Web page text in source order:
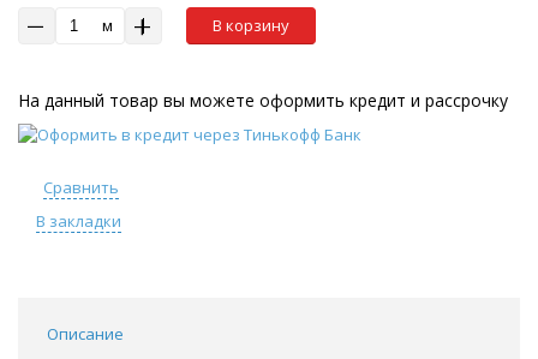
м В корзину
На данный товар вы можете оформить кредит и рассрочку
Сравнить
В закладки
Описание